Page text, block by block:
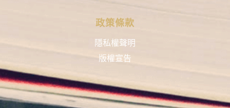
政策條款
隱私權聲明
版權宣告